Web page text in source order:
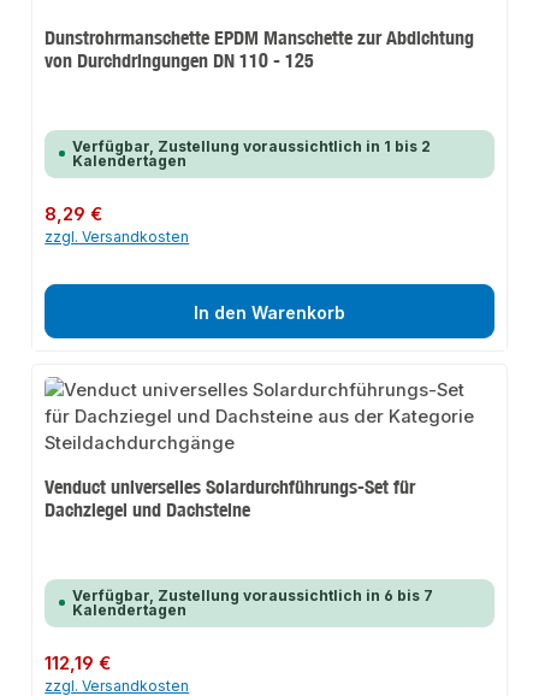
Dunstrohrmanschette EPDM Manschette zur Abdichtung
von Durchdringungen DN 110 - 125
Verfügbar, Zustellung voraussichtlich in 1 bis 2
Kalendertagen
Regulärer Preis:
8,29 €
zzgl. Versandkosten
In den Warenkorb
Venduct universelles Solardurchführungs-Set für
Dachziegel und Dachsteine
Verfügbar, Zustellung voraussichtlich in 6 bis 7
Kalendertagen
Regulärer Preis:
112,19 €
zzgl. Versandkosten